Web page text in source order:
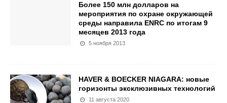
Более 150 млн долларов на
мероприятия по охране окружающей
среды направила ENRC по итогам 9
месяцев 2013 года
5 ноября 2013
HAVER & BOECKER NIAGARA: новые
горизонты эксклюзивных технологий
11 августа 2020